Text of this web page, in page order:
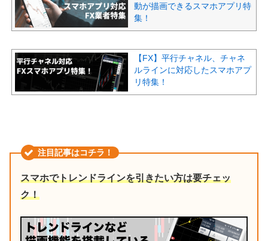
動が描画できるスマホアプリ特
集！
【FX】平行チャネル、チャネ
ルラインに対応したスマホアプ
リ特集！
注目記事はコチラ！
スマホでトレンドラインを引きたい方は要チェッ
ク！